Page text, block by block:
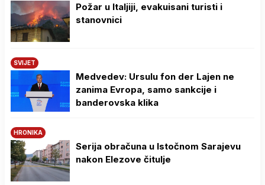
Požar u Italjiji, evakuisani turisti i
stanovnici
SVIJET
Medvedev: Ursulu fon der Lajen ne
zanima Evropa, samo sankcije i
banderovska klika
HRONIKA
Serija obračuna u Istočnom Sarajevu
nakon Elezove čitulje